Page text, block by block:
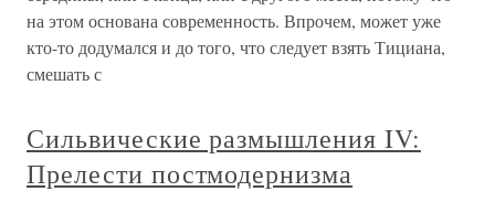
на этом основана современность. Впрочем, может уже
кто-то додумался и до того, что следует взять Тициана,
смешать с
Сильвические размышления IV:
Прелести постмодернизма